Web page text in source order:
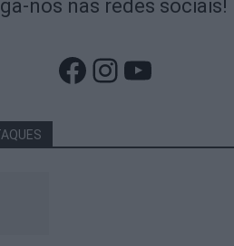
nos nas redes sociais!
Facebook
Instagram
YouTube